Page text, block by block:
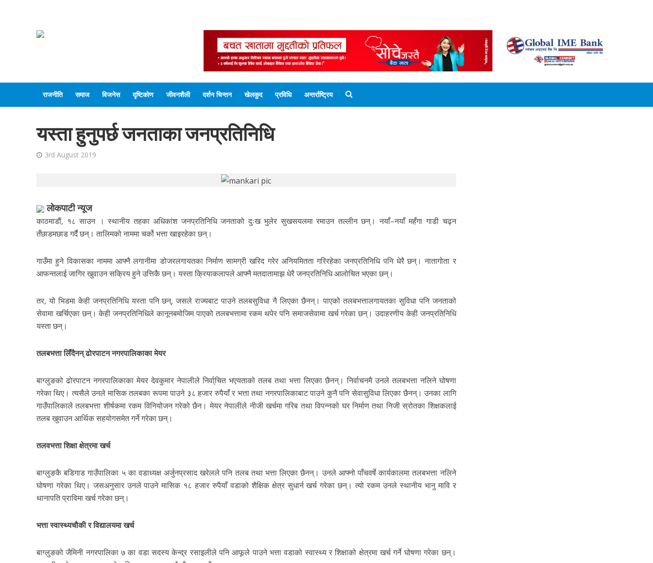
राजनीति समाज विजनेस दृष्टिकोण जीवनशैली दर्शन चिन्तन खेलकुद प्रविधि अन्तर्राष्ट्रिय
यस्ता हुनुपर्छ जनताका जनप्रतिनिधि
3rd August 2019
लाेकपाटी न्यूज
काठमाडौं, १८ साउन । स्थानीय तहका अधिकांश जनप्रतिनिधि जनताको दुःख भुलेर सुखसयलमा रमाउन तल्लीन छन्। नयाँ–नयाँ महँगा गाडी चढ्न
तँछाडमछाड गर्दै छन्। तालिमको नाममा चर्को भत्ता खाइरहेका छन्।
गाउँमा हुने विकासका नाममा आफ्नै लगानीमा डोजरलगायतका निर्माण सामग्री खरिद गरेर अनियमितता गरिरहेका जनप्रतिनिधि पनि धेरै छन्। नातागोता र
आफन्तलाई जागिर खुवाउन सक्रिय हुने उत्तिकै छन्। यस्ता क्रियाकलापले आफ्नै मतदातामाझ धेरै जनप्रतिनिधि आलोचित भएका छन्।
तर, यो भिडमा केही जनप्रतिनिधि यस्ता पनि छन्, जसले राज्यबाट पाउने तलबसुविधा नै लिएका छैनन्। पाएको तलबभत्तालगायतका सुविधा पनि जनताको
सेवामा खर्चिएका छन्। केही जनप्रतिनिधिले कानूनबमोजिम पाएको तलबभत्तामा रकम थपेर पनि समाजसेवामा खर्च गरेका छन्। उदाहरणीय केही जनप्रतिनिधि
यस्ता छन्।
तलबभत्ता लिँदैनन् ढोरपाटन नगरपालिकाका मेयर
बाग्लुङको ढोरपाटन नगरपालिकाका मेयर देवकुमार नेपालीले निर्वा्चित भएयताको तलब तथा भत्ता लिएका छैनन्। निर्वाचनमै उनले तलबभत्ता नलिने घोषणा
गरेका थिए। त्यसैले उनले मासिक तलबका रूपमा पाउने ३८ हजार रुपैयाँ र भत्ता तथा नगरपालिकाबाट पाउने कुनै पनि सेवासुविधा लिएका छैनन्। उनका लागि
गाउँपालिकाले तलबभत्ता शीर्षकमा रकम विनियोजन गरेको छैन। मेयर नेपालीले नीजी खर्चमा गरिब तथा विपन्नको घर निर्माण तथा निजी स्रोतका शिक्षकलाई
तलब खुवाउन आर्थिक सहयोगसमेत गर्ने गरेका छन्।
तलवभत्ता शिक्षा क्षेत्रमा खर्च
बाग्लुङकै बडिगाड गाउँपालिका ५ का वडाध्यक्ष अर्जुनप्रसाद खरेलले पनि तलब तथा भत्ता लिएका छैनन्। उनले आफ्नो पाँचवर्षे कार्यकालमा तलबभत्ता नलिने
घोषणा गरेका थिए। जसअनुसार उनले पाउने मासिक १८ हजार रुपैयाँ वडाको शैक्षिक क्षेत्र सुधार्न खर्च गरेका छन्। त्यो रकम उनले स्थानीय भानु मावि र
थानापति प्राविमा खर्च गरेका छन्।
भत्ता स्वास्थ्यचौकी र विद्यालयमा खर्च
बाग्लुङको जैमिनी नगरपालिका ७ का वडा सदस्य केन्द्र रसाइलीले पनि आफूले पाउने भत्ता वडाको स्वास्थ्य र शिक्षाको क्षेत्रमा खर्च गर्ने घोषणा गरेका छन्।